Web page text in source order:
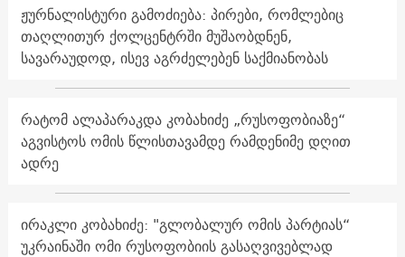
ჟურნალისტური გამოძიება: პირები, რომლებიც
თაღლითურ ქოლცენტრში მუშაობდნენ,
სავარაუდოდ, ისევ აგრძელებენ საქმიანობას
რატომ ალაპარაკდა კობახიძე „რუსოფობიაზე“
აგვისტოს ომის წლისთავამდე რამდენიმე დღით
ადრე
ირაკლი კობახიძე: "გლობალურ ომის პარტიას“
უკრაინაში ომი რუსოფობიის გასაღვივებლად